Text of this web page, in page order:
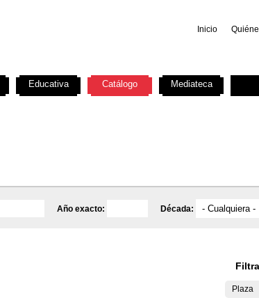
Inicio
Año exacto: Década:
Plaza
Educativa Catálogo Mediateca